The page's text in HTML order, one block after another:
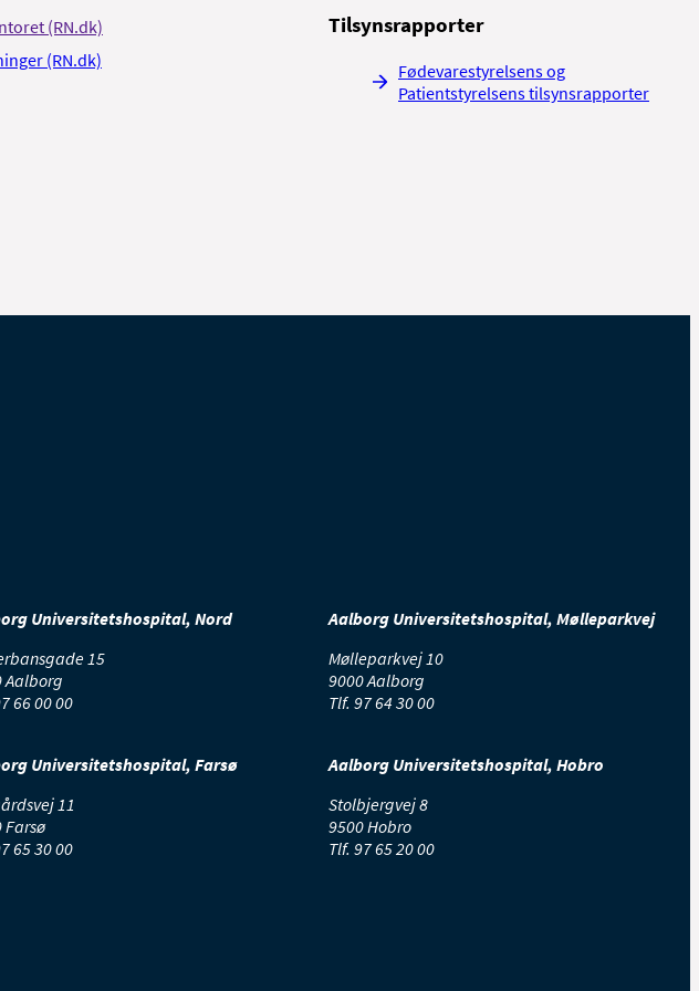
ugen
for Folkesundhed og
Aalborg
(RN.dk)
(RN.dk)
Tilsynsrapporter
Fødevarestyrelsens og
Patientstyrelsens tilsynsrapporter
Universitetshospital, Nord
15
Aalborg
66 00 00
Aalborg Universitetshospital, Mølleparkvej
Mølleparkvej 10
9000 Aalborg
Tlf. 97 64 30 00
Universitetshospital, Farsø
11
Farsø
65 30 00
Aalborg Universitetshospital, Hobro
Stolbjergvej 8
9500 Hobro
Tlf. 97 65 20 00